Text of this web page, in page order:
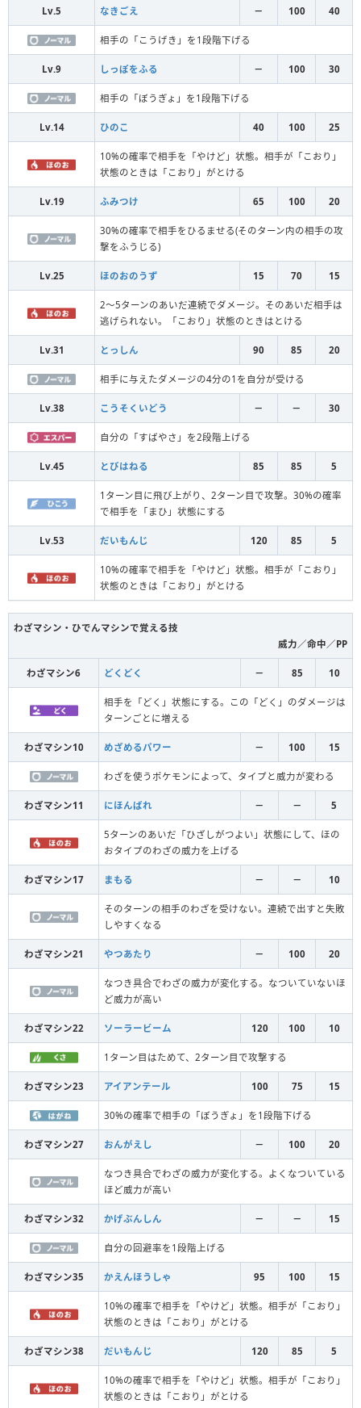
Lv.5 なきごえ － 100 40
相手の「こうげき」を1段階下げる
Lv.9 しっぽをふる － 100 30
相手の「ぼうぎょ」を1段階下げる
Lv.14 ひのこ 40 100 25
10%の確率で相手を「やけど」状態。相手が「こおり」
状態のときは「こおり」がとける
Lv.19 ふみつけ 65 100 20
30%の確率で相手をひるませる(そのターン内の相手の攻
撃をふうじる)
Lv.25 ほのおのうず 15 70 15
2～5ターンのあいだ連続でダメージ。そのあいだ相手は
逃げられない。「こおり」状態のときはとける
Lv.31 とっしん 90 85 20
相手に与えたダメージの4分の1を自分が受ける
Lv.38 こうそくいどう － － 30
自分の「すばやさ」を2段階上げる
Lv.45 とびはねる 85 85 5
1ターン目に飛び上がり、2ターン目で攻撃。30%の確率
で相手を「まひ」状態にする
Lv.53 だいもんじ 120 85 5
10%の確率で相手を「やけど」状態。相手が「こおり」
状態のときは「こおり」がとける
わざマシン・ひでんマシンで覚える技
威力／命中／PP
わざマシン6 どくどく － 85 10
相手を「どく」状態にする。この「どく」のダメージは
ターンごとに増える
わざマシン10 めざめるパワー － 100 15
わざを使うポケモンによって、タイプと威力が変わる
わざマシン11 にほんばれ － － 5
5ターンのあいだ「ひざしがつよい」状態にして、ほの
おタイプのわざの威力を上げる
わざマシン17 まもる － － 10
そのターンの相手のわざを受けない。連続で出すと失敗
しやすくなる
わざマシン21 やつあたり － 100 20
なつき具合でわざの威力が変化する。なついていないほ
ど威力が高い
わざマシン22 ソーラービーム 120 100 10
1ターン目はためて、2ターン目で攻撃する
わざマシン23 アイアンテール 100 75 15
30%の確率で相手の「ぼうぎょ」を1段階下げる
わざマシン27 おんがえし － 100 20
なつき具合でわざの威力が変化する。よくなついている
ほど威力が高い
わざマシン32 かげぶんしん － － 15
自分の回避率を1段階上げる
わざマシン35 かえんほうしゃ 95 100 15
10%の確率で相手を「やけど」状態。相手が「こおり」
状態のときは「こおり」がとける
わざマシン38 だいもんじ 120 85 5
10%の確率で相手を「やけど」状態。相手が「こおり」
状態のときは「こおり」がとける